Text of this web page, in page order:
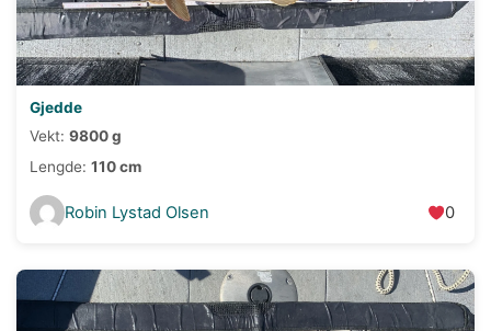
Gjedde
Vekt: 9800 g
Lengde: 110 cm
Robin Lystad Olsen 0